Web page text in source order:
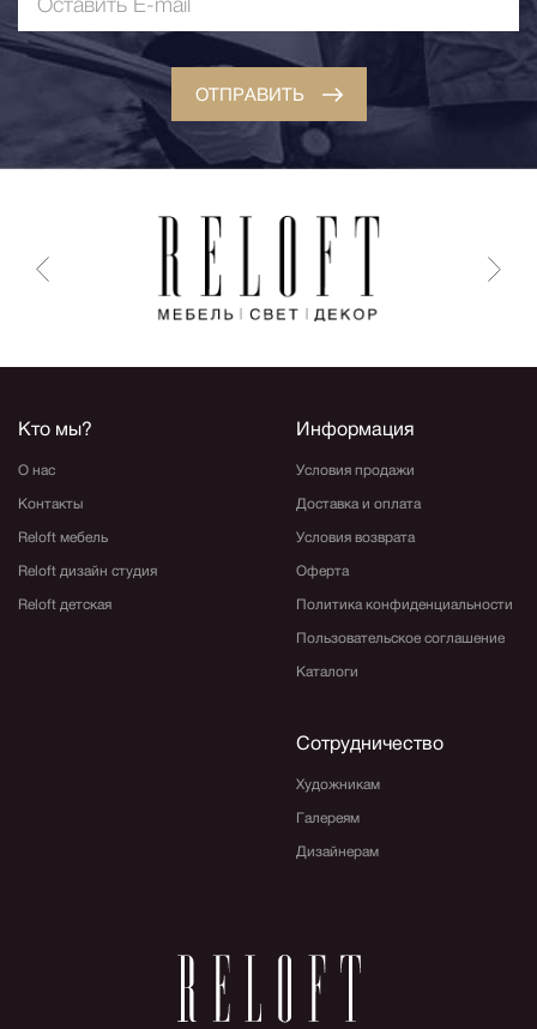
ОТПРАВИТЬ
Кто мы?
О нас
Контакты
Reloft мебель
Reloft дизайн студия
Reloft детская
Информация
Условия продажи
Доставка и оплата
Условия возврата
Оферта
Политика конфиденциальности
Пользовательское соглашение
Каталоги
Сотрудничество
Художникам
Галереям
Дизайнерам